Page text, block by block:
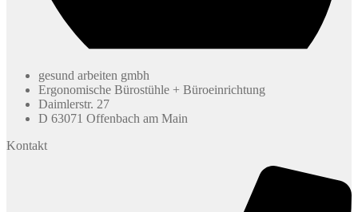
gesund arbeiten gmbh
Ergonomische Bürostühle + Büroeinrichtung
Daimlerstr. 27
D 63071 Offenbach am Main
Kontakt